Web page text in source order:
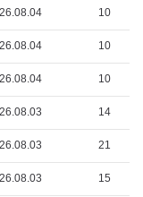
10
10
10
14
21
15